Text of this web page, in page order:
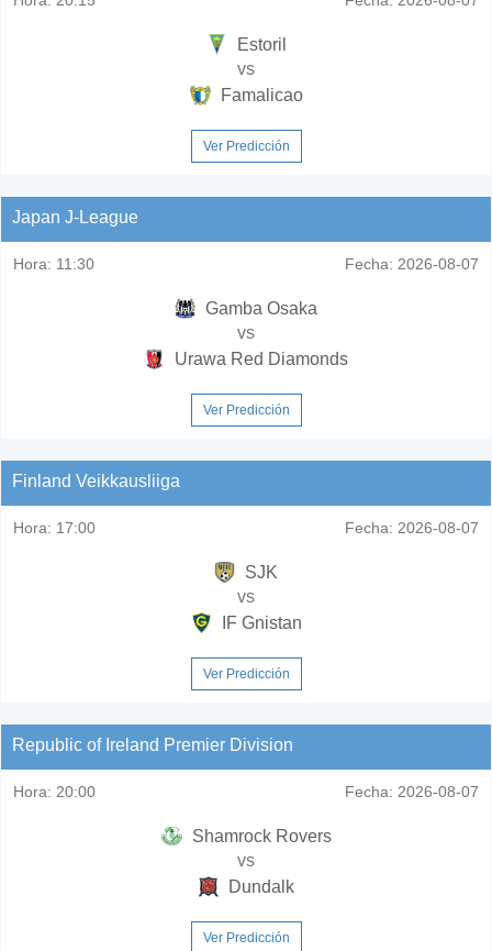
Estoril
vs
Famalicao
Ver Predicción
Japan J-League
Hora: 11:30 Fecha: 2026-08-07
Gamba Osaka
vs
Urawa Red Diamonds
Ver Predicción
Finland Veikkausliiga
Hora: 17:00 Fecha: 2026-08-07
SJK
vs
IF Gnistan
Ver Predicción
Republic of Ireland Premier Division
Hora: 20:00 Fecha: 2026-08-07
Shamrock Rovers
vs
Dundalk
Ver Predicción